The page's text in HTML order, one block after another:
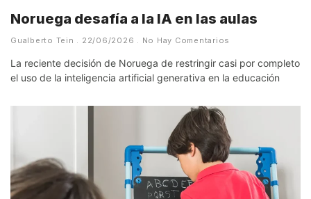
Noruega desafía a la IA en las aulas
Gualberto Tein 22/06/2026 No Hay Comentarios
La reciente decisión de Noruega de restringir casi por completo
el uso de la inteligencia artificial generativa en la educación